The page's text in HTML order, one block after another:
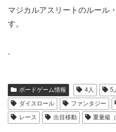
マジカルアスリートのルール
す。
.
ボードゲーム情報 4人 5
ダイスロール
ファンタジー
レース
出目移動 重量級